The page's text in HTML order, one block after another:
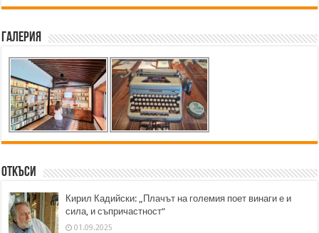
Галерия
Откъси
Кирил Кадийски: „Плачът на големия поет винаги е и
сила, и съпричастност“
01.09.2025